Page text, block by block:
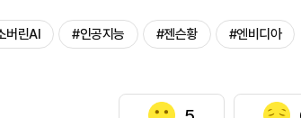
버린AI #인공지능 #젠슨황 #엔비디아